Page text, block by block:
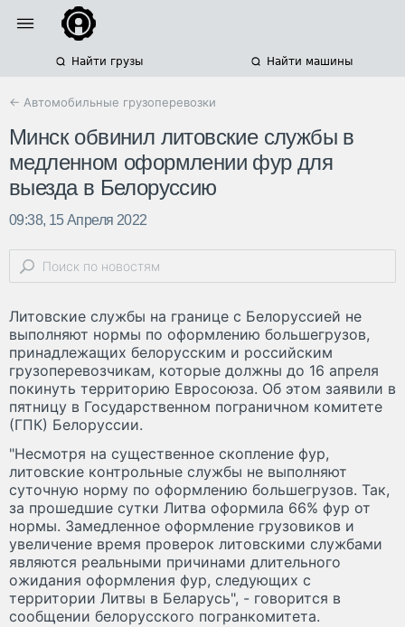
Найти грузы Найти машины
← Автомобильные грузоперевозки
Минск обвинил литовские службы в
медленном оформлении фур для
выезда в Белоруссию
09:38, 15 Апреля 2022
Литовские службы на границе с Белоруссией не
выполняют нормы по оформлению большегрузов,
принадлежащих белорусским и российским
грузоперевозчикам, которые должны до 16 апреля
покинуть территорию Евросоюза. Об этом заявили в
пятницу в Государственном пограничном комитете
(ГПК) Белоруссии.
"Несмотря на существенное скопление фур,
литовские контрольные службы не выполняют
суточную норму по оформлению большегрузов. Так,
за прошедшие сутки Литва оформила 66% фур от
нормы. Замедленное оформление грузовиков и
увеличение время проверок литовскими службами
являются реальными причинами длительного
ожидания оформления фур, следующих с
территории Литвы в Беларусь", - говорится в
сообщении белорусского погранкомитета.